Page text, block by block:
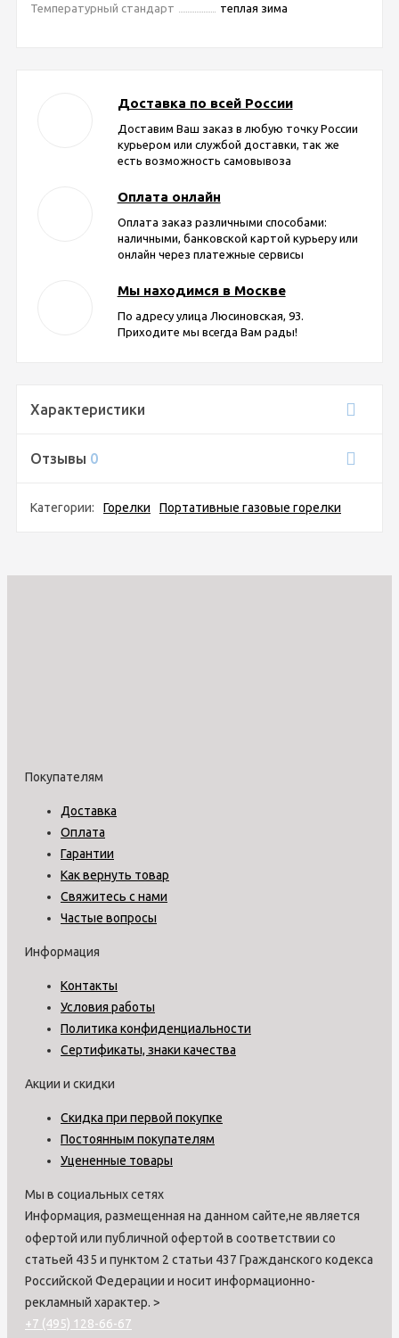
Температурный стандарт
теплая зима
Доставка по всей России
Доставим Ваш заказ в любую точку России
курьером или службой доставки, так же
есть возможность самовывоза
Оплата онлайн
Оплата заказ различными способами:
наличными, банковской картой курьеру или
онлайн через платежные сервисы
Мы находимся в Москве
По адресу улица Люсиновская, 93.
Приходите мы всегда Вам рады!
Характеристики
Отзывы 0
Категории: Горелки Портативные газовые горелки
Покупателям
Доставка
Оплата
Гарантии
Как вернуть товар
Свяжитесь с нами
Частые вопросы
Информация
Контакты
Условия работы
Политика конфиденциальности
Сертификаты, знаки качества
Акции и скидки
Скидка при первой покупке
Постоянным покупателям
Уцененные товары
Мы в социальных сетях
Информация, размещенная на данном сайте,не является
офертой или публичной офертой в соответствии со
статьей 435 и пунктом 2 статьи 437 Гражданского кодекса
Российской Федерации и носит информационно-
рекламный характер. >
+7 (495) 128-66-67